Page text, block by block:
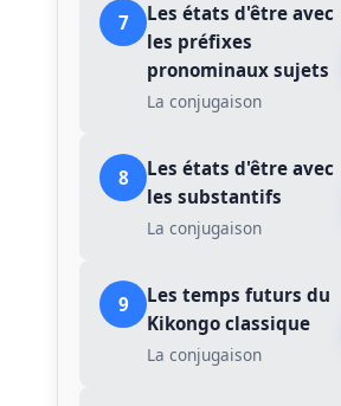
7
Les états d'être avec
les préfixes
pronominaux sujets
La conjugaison
8
Les états d'être avec
les substantifs
La conjugaison
9
Les temps futurs du
Kikongo classique
La conjugaison